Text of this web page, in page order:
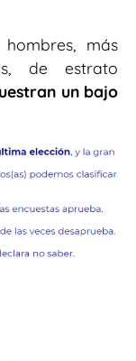
más
de estrato
un bajo